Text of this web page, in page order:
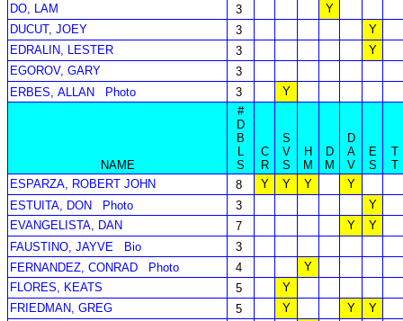
DO, LAM
3
Y
DUCUT, JOEY
3
Y
EDRALIN, LESTER
3
Y
EGOROV, GARY
3
ERBES, ALLAN
Photo 3 Y
NAME
#
D
B
L
S
C
R
S
V
S
H
M
D
M
D
A
V
E
S
T
T
ESPARZA, ROBERT JOHN
8 Y Y Y
Y
ESTUITA, DON
Photo 3
Y
EVANGELISTA, DAN
7 Y
Y
FAUSTINO, JAYVE
Bio
3
FERNANDEZ, CONRAD
Photo 4
Y
FLORES, KEATS
5
Y
FRIEDMAN, GREG
5 Y Y
Y